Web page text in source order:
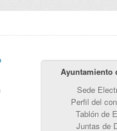
Ayuntamiento
Sede
Perfil del
Tablón de
Juntas de